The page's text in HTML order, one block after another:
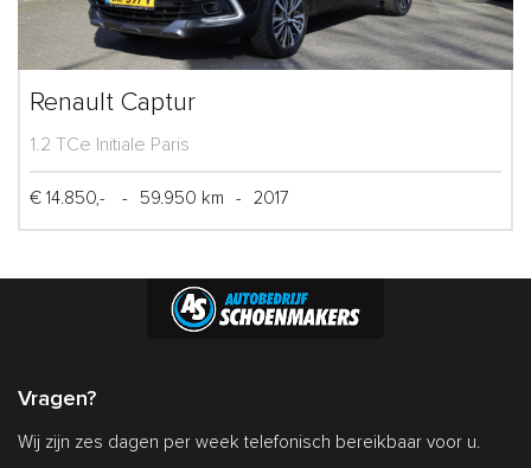
Renault Captur
1.2 TCe Initiale Paris
€ 14.850,- - 59.950 km - 2017
Vragen?
Wij zijn zes dagen per week telefonisch bereikbaar voor u.